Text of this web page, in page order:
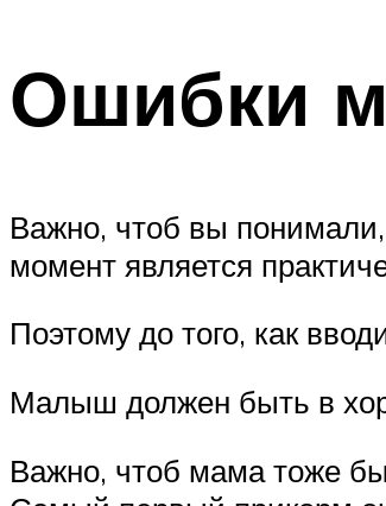
Ошибки
Важно, чтоб вы
момент является
Поэтому до того, как
Малыш должен быть в
Важно, чтоб мама тоже